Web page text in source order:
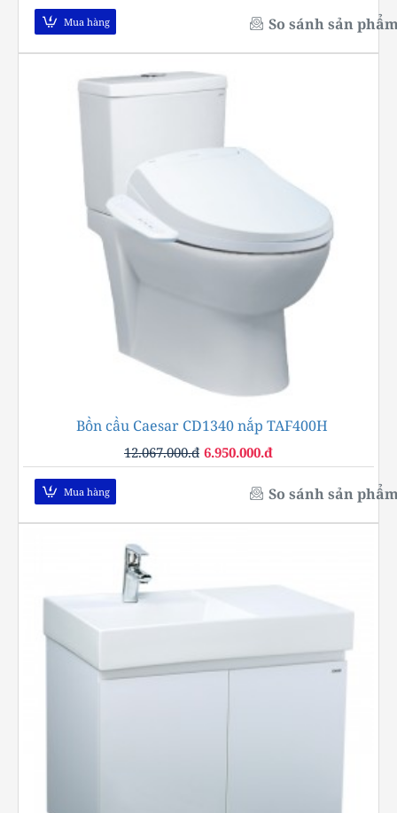
Mua hàng So sánh sản
Bồn cầu Caesar CD1340 nắp TAF400H
6.950.000.đ
12.067.000.đ
Mua hàng So sánh sản